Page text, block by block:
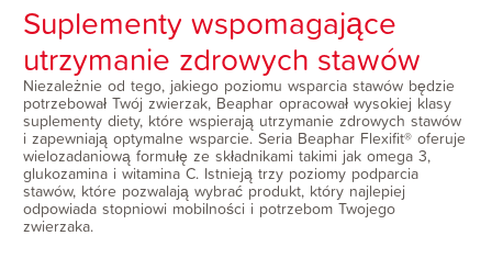
Suplementy wspomagające
utrzymanie zdrowych stawów
Niezależnie od tego, jakiego poziomu wsparcia stawów będzie
potrzebował Twój zwierzak, Beaphar opracował wysokiej klasy
suplementy diety, które wspierają utrzymanie zdrowych stawów
i zapewniają optymalne wsparcie. Seria Beaphar Flexifit® oferuje
wielozadaniową formułę ze składnikami takimi jak omega 3,
glukozamina i witamina C. Istnieją trzy poziomy podparcia
stawów, które pozwalają wybrać produkt, który najlepiej
odpowiada stopniowi mobilności i potrzebom Twojego
zwierzaka.